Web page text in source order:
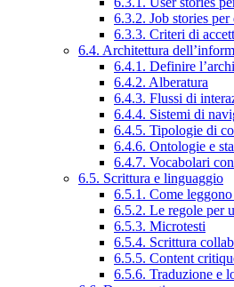
6.3.2. Job stories
6.3.3. Criteri di
6.4. Architettura
6.4.1. Definire
6.4.2. Alberatura
6.4.3. Flussi di
6.4.4. Sistemi di
6.4.5. Tipologie di
6.4.6. Ontologie e
6.4.7. Vocabolari
6.5. Scrittura e linguaggio
6.5.1. Come
6.5.2. Le regole per
6.5.3. Microtesti
6.5.4. Scrittura
6.5.5. Content
6.5.6. Traduzione e